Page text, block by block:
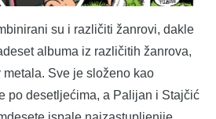
su i različiti žanrovi, dakle
albuma iz različitih žanrova,
Sve je složeno kao
po desetljećima, a Palijan i Stajčić